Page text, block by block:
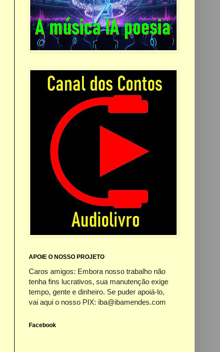
APOIE O NOSSO PROJETO
Caros amigos: Embora nosso trabalho não
tenha fins lucrativos, sua manutenção exige
tempo, gente e dinheiro. Se puder apoiá-lo,
vai aqui o nosso PIX: iba@ibamendes.com
Facebook